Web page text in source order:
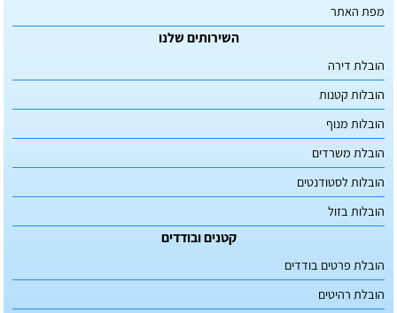
מפת האתר
השירותים שלנו
הובלת דירה
הובלות קטנות
הובלות מנוף
הובלת משרדים
הובלות לסטודנטים
הובלות בזול
קטנים ובודדים
הובלת פרטים בודדים
הובלת רהיטים